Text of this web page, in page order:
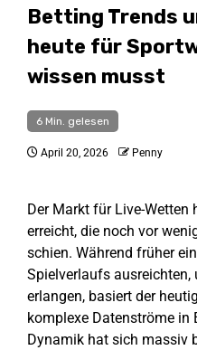
Betting Trends
heute für
wissen musst
6 Min. gelesen
April 20, 2026 Penny
Der Markt für Live-Wetten
erreicht, die noch vor
schien. Während früher
Spielverlaufs ausreichten,
erlangen, basiert der
komplexe Datenströme in
Dynamik hat sich massiv